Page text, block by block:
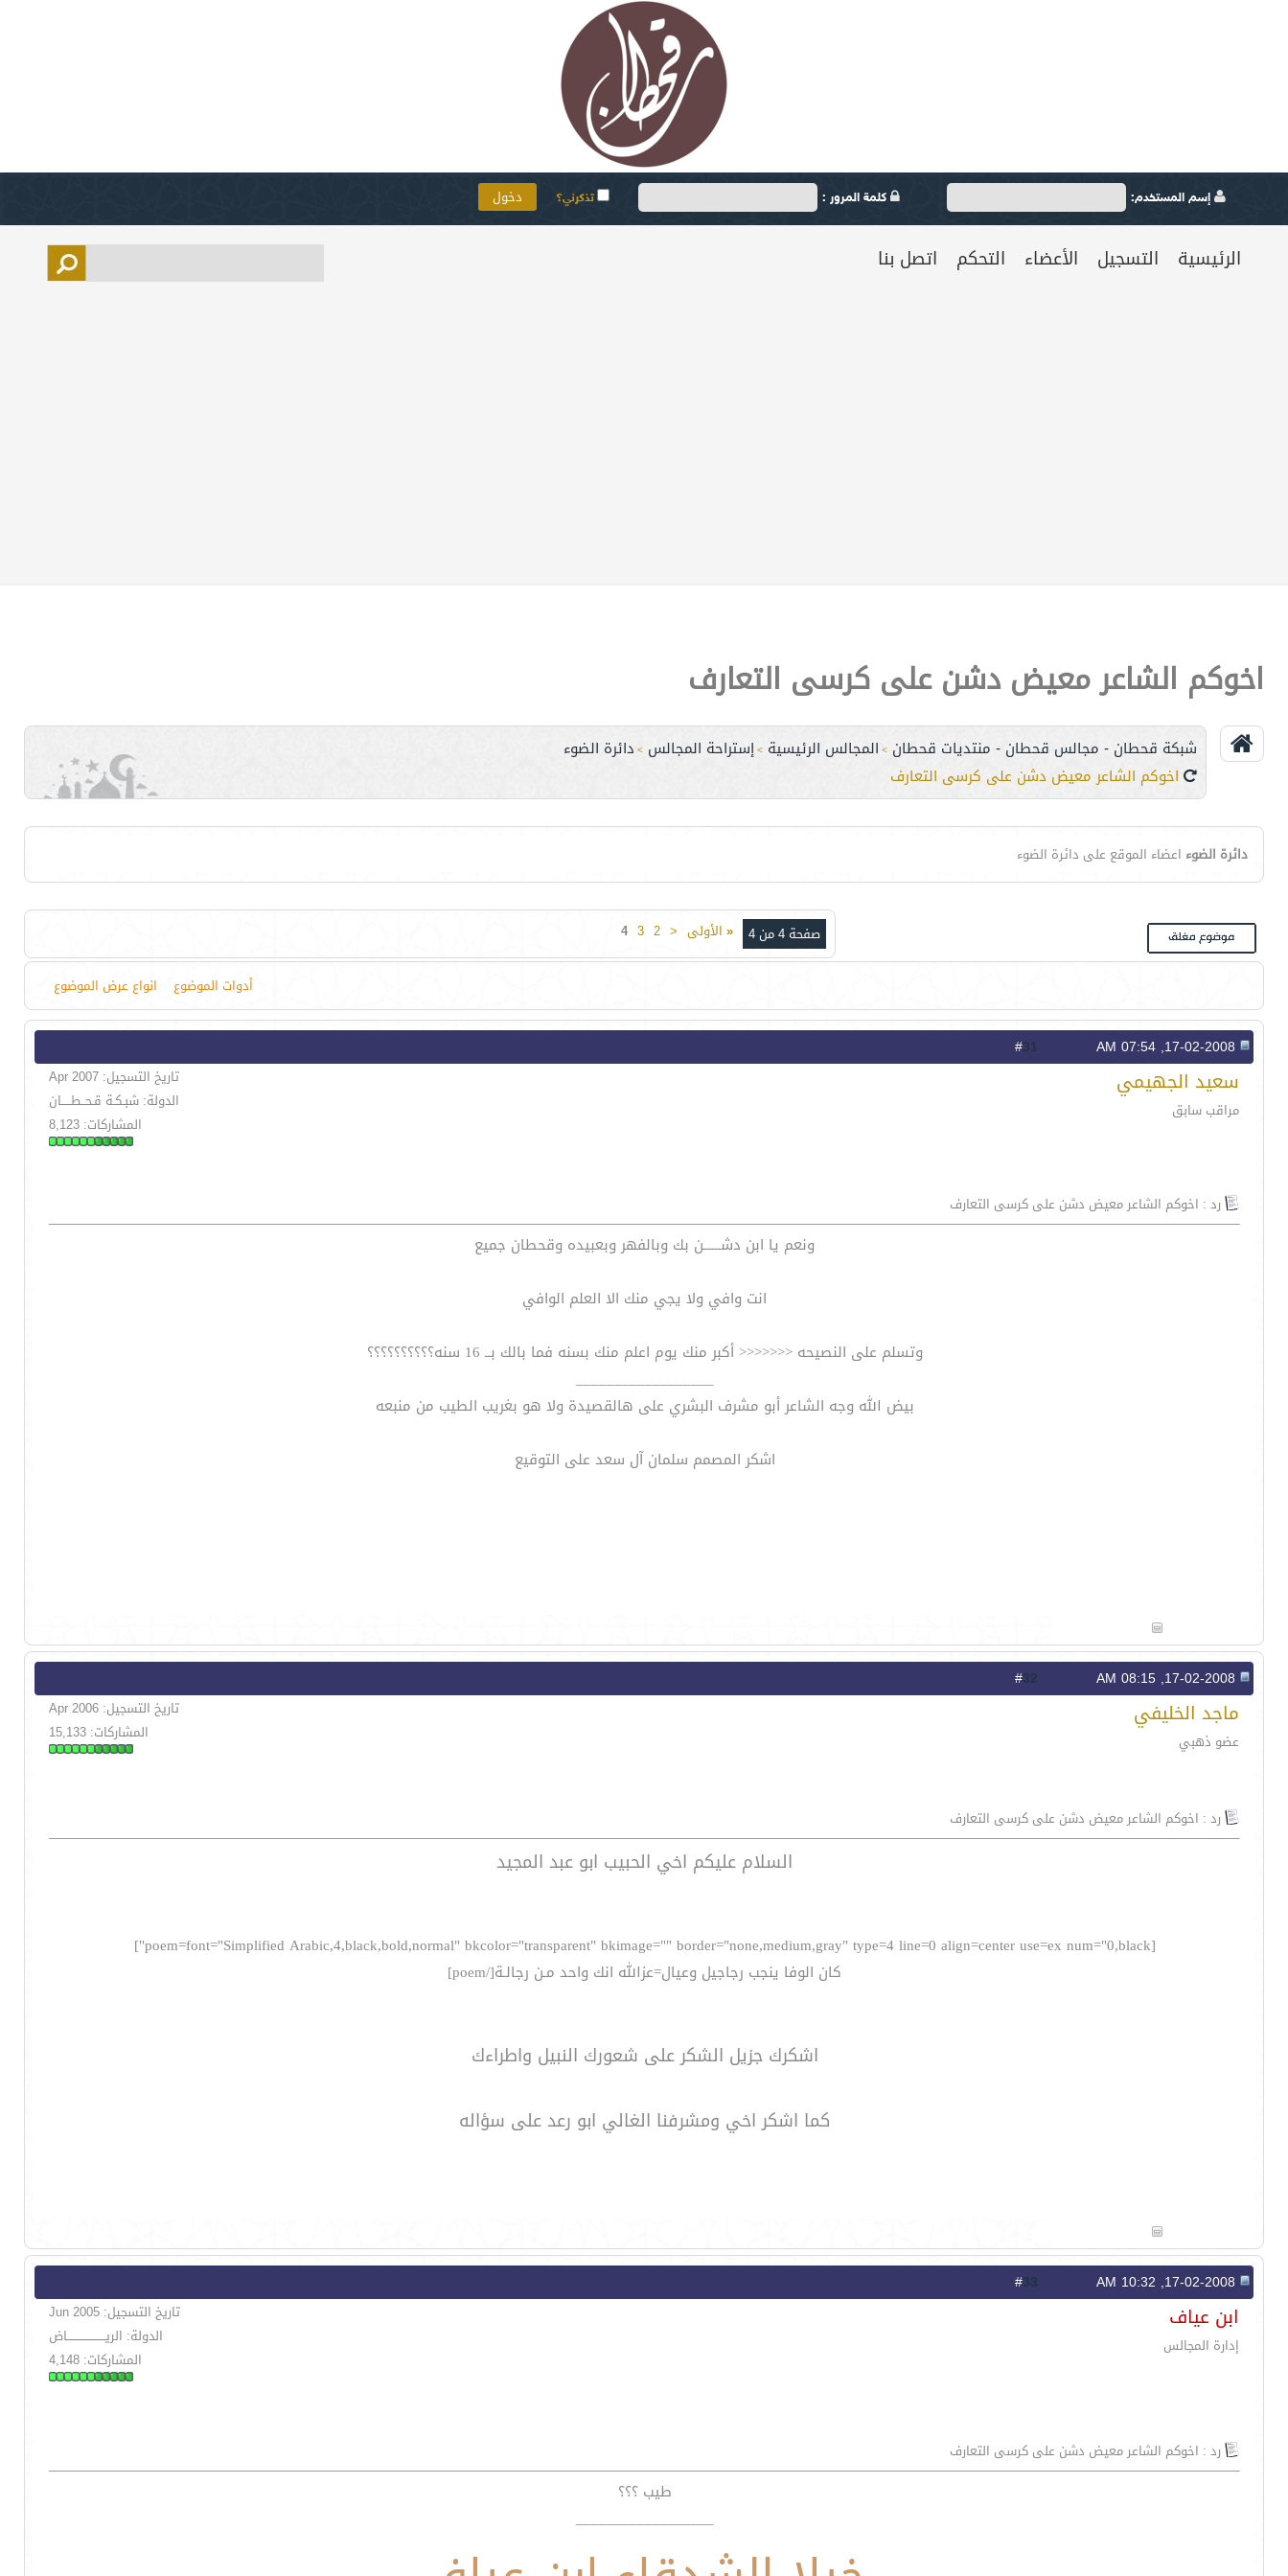
إسم المستخدم: كلمة المرور : تذكرني؟
الرئيسية التسجيل الأعضاء التحكم اتصل بنا
اخوكم الشاعر معيض دشن على كرسى التعارف
شبكة قحطان - مجالس قحطان - منتديات قحطان > المجالس الرئيسية >إستراحة المجالس > دائرة الضوء
اخوكم الشاعر معيض دشن على كرسى التعارف
دائرة الضوء اعضاء الموقع على دائرة الضوء
صفحة 4 من 4 « الأولى <
2
3
4
أدوات الموضوع انواع عرض الموضوع
31
سعيد الجهيمي
مراقب سابق
تاريخ التسجيل: Apr 2007
الدولة: شبـكـة قـحــطـــــان
المشاركات: 8,123
رد : اخوكم الشاعر معيض دشن على كرسى التعارف
ونعم يا ابن دشــــــن بك وبالفهر وبعبيده وقحطان جميع
انت وافي ولا يجي منك الا العلم الوافي
وتسلم على النصيحه <<<<<<< أكبر منك يوم اعلم منك بسنه فما بالك بــ 16 سنه؟؟؟؟؟؟؟؟؟؟
__________________
بيض الله وجه الشاعر أبو مشرف البشري على هالقصيدة ولا هو بغريب الطيب من منبعه
اشكر المصمم سلمان آل سعد على التوقيع
32
ماجد الخليفي
عضو ذهبي
تاريخ التسجيل: Apr 2006
المشاركات: 15,133
رد : اخوكم الشاعر معيض دشن على كرسى التعارف
السلام عليكم اخي الحبيب ابو عبد المجيد
[poem=font="Simplified Arabic,4,black,bold,normal" bkcolor="transparent" bkimage="" border="none,medium,gray" type=4 line=0 align=center use=ex num="0,black"]
كان الوفا ينجب رجاجيل وعيال=عزالله انك واحد مـن رجالـة[/poem]
اشكرك جزيل الشكر على شعورك النبيل واطراءك
كما اشكر اخي ومشرفنا الغالي ابو رعد على سؤاله
33
ابن عياف
إدارة المجالس
تاريخ التسجيل: Jun 2005
الدولة: الريــــــــــــــــــــاض
المشاركات: 4,148
رد : اخوكم الشاعر معيض دشن على كرسى التعارف
طيب ؟؟؟
__________________